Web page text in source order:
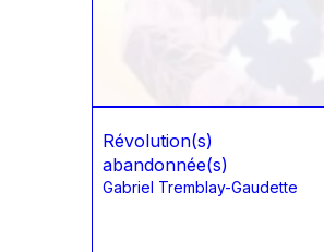
Révolution(s)
abandonnée(s)
Gabriel Tremblay-Gaudette